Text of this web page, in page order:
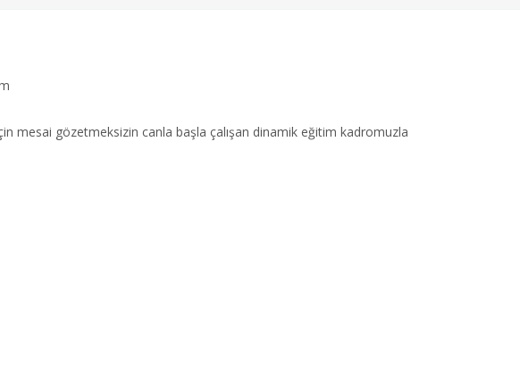
mesai gözetmeksizin canla başla çalışan dinamik eğitim kadromuzla